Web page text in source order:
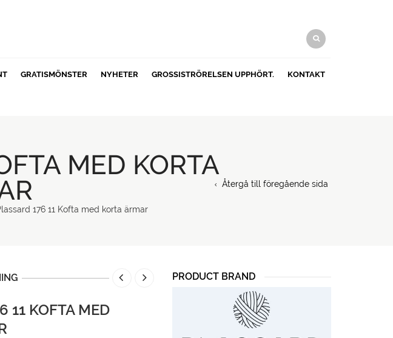
GRATISMÖNSTER NYHETER GROSSISTRÖRELSEN UPPHÖRT. KONTAKT
MED KORTA
176 11 Kofta med korta ärmar
Återgå till föregående sida
11 KOFTA MED
PRODUCT BRAND